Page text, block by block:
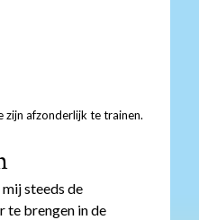
zijn afzonderlijk te trainen.
steeds de
te brengen in de